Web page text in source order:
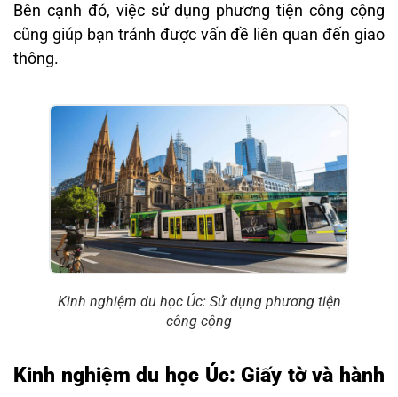
Bên cạnh đó, việc sử dụng phương tiện công cộng
cũng giúp bạn tránh được vấn đề liên quan đến giao
thông.
Kinh nghiệm du học Úc: Sử dụng phương tiện
công cộng
Kinh nghiệm du học Úc: Giấy tờ và hành